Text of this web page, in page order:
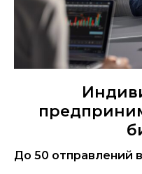
До 50 отправлений